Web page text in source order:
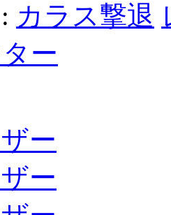
カラス撃退
ー
ー
ー